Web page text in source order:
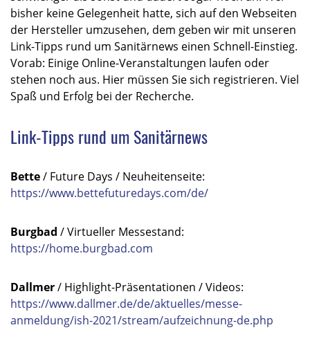
bisher keine Gelegenheit hatte, sich auf den Webseiten
der Hersteller umzusehen, dem geben wir mit unseren
Link-Tipps rund um Sanitärnews einen Schnell-Einstieg.
Vorab: Einige Online-Veranstaltungen laufen oder
stehen noch aus. Hier müssen Sie sich registrieren. Viel
Spaß und Erfolg bei der Recherche.
Link-Tipps rund um Sanitärnews
Bette/ Future Days / Neuheitenseite:
https://www.bettefuturedays.com/de/
Burgbad / Virtueller Messestand:
https://home.burgbad.com
Dallmer/ Highlight-Präsentationen / Videos:
https://www.dallmer.de/de/aktuelles/messe-
anmeldung/ish-2021/stream/aufzeichnung-de.php